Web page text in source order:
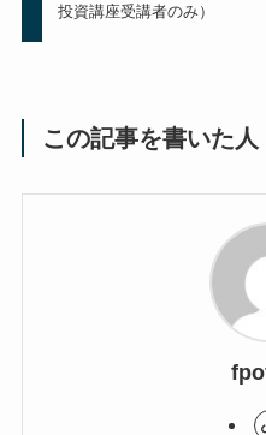
投資講座受講者のみ）
この記事を書いた人